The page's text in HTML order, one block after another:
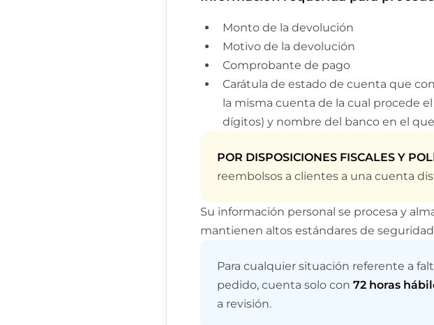
Monto de la devolución
Motivo de la devolución
Comprobante de pago
Carátula de estado de cuenta que
la misma cuenta de la cual procede
dígitos) y nombre del banco en el
POR DISPOSICIONES FISCALES Y
reembolsos a clientes a una cuenta
Su información personal se procesa y
mantienen altos estándares de
Para cualquier situación referente a
pedido, cuenta solo con 72 horas
a revisión.